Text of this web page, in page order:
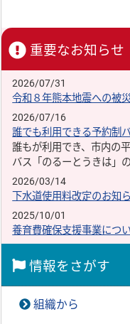
重要なお知らせ
2026/07/31
令和８年熊本地震への被
2026/07/16
誰でも利用できる予約制
誰もが利用でき、市内の
バス「のるーとうきは」
2026/03/14
下水道使用料改定のお知
2025/10/01
養育費確保支援事業につ
情報をさがす
組織から